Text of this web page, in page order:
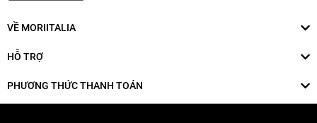
VỀ MORIITALIA
HỖ TRỢ
PHƯƠNG THỨC THANH TOÁN